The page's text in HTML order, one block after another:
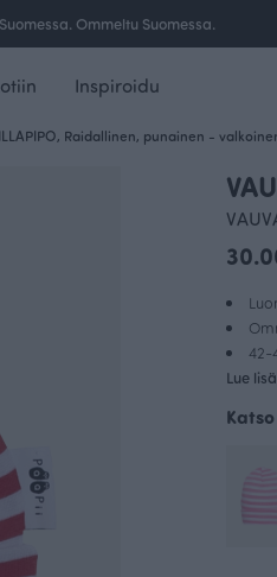
yli 100 € tilauksille Suomessa.
Inspiroidu
Raidallinen, punainen -
42-
Lue